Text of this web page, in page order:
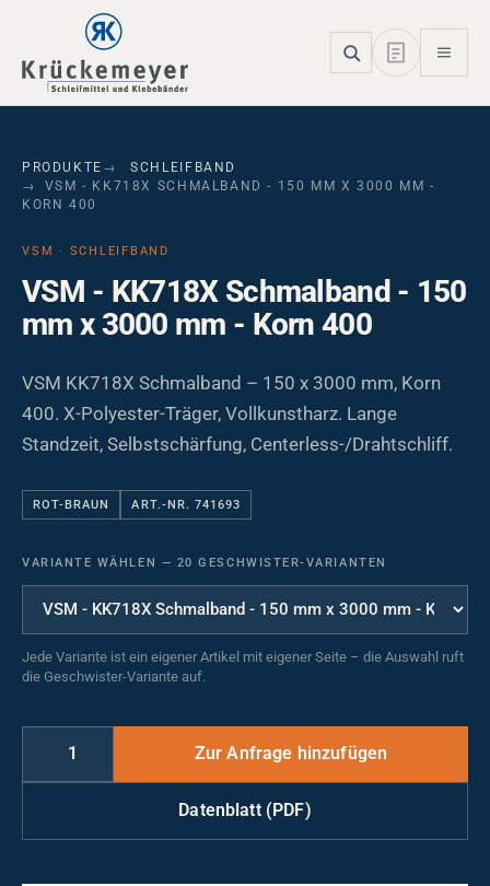
Skip to main navigation
Skip to main content
Skip to page footer
PRODUKTE
SCHLEIFBAND
VSM - KK718X SCHMALBAND - 150 MM X 3000 MM -
KORN 400
VSM · SCHLEIFBAND
VSM - KK718X Schmalband - 150
mm x 3000 mm - Korn 400
VSM KK718X Schmalband – 150 x 3000 mm, Korn
400. X-Polyester-Träger, Vollkunstharz. Lange
Standzeit, Selbstschärfung, Centerless-/Drahtschliff.
ROT-BRAUN ART.-NR. 741693
VARIANTE WÄHLEN — 20 GESCHWISTER-VARIANTEN
Jede Variante ist ein eigener Artikel mit eigener Seite – die Auswahl ruft
die Geschwister-Variante auf.
Datenblatt (PDF)